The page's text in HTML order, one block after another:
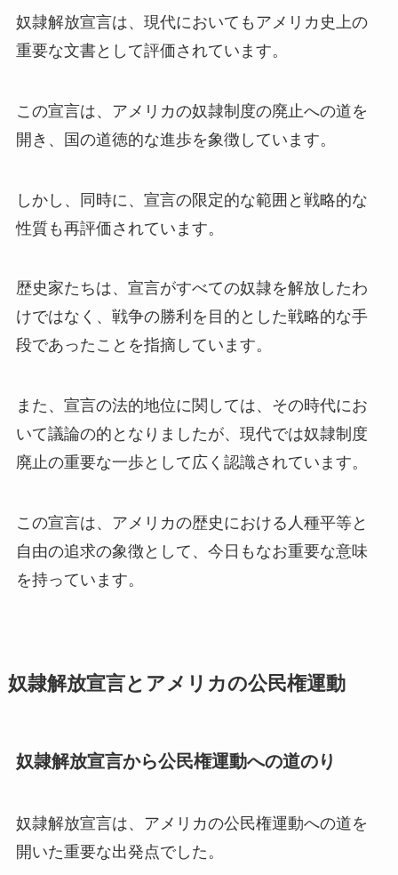
奴隷解放宣言は、現代においてもアメリカ史上の
重要な文書として評価されています。
この宣言は、アメリカの奴隷制度の廃止への道を
開き、国の道徳的な進歩を象徴しています。
しかし、同時に、宣言の限定的な範囲と戦略的な
性質も再評価されています。
歴史家たちは、宣言がすべての奴隷を解放したわ
けではなく、戦争の勝利を目的とした戦略的な手
段であったことを指摘しています。
また、宣言の法的地位に関しては、その時代にお
いて議論の的となりましたが、現代では奴隷制度
廃止の重要な一歩として広く認識されています。
この宣言は、アメリカの歴史における人種平等と
自由の追求の象徴として、今日もなお重要な意味
を持っています。
奴隷解放宣言とアメリカの公民権運動
奴隷解放宣言から公民権運動への道のり
奴隷解放宣言は、アメリカの公民権運動への道を
開いた重要な出発点でした。